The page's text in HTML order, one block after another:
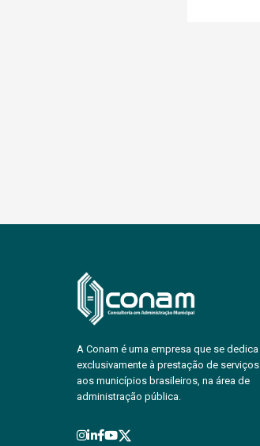
A Conam é uma empresa que se dedica
exclusivamente à prestação de serviços
aos municípios brasileiros, na área de
administração pública.